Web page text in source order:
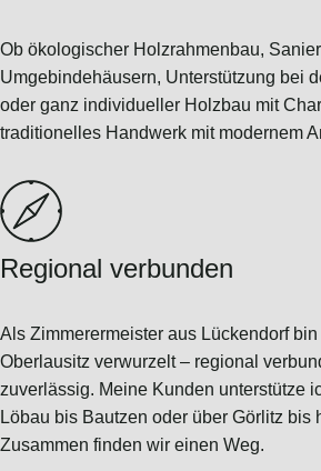
Ob ökologischer Holzrahmenbau,
Umgebindehäusern, Unterstützung bei
oder ganz individueller Holzbau mit
traditionelles Handwerk mit modernem
Regional verbunden
Als Zimmerermeister aus Lückendorf
Oberlausitz verwurzelt – regional
zuverlässig. Meine Kunden unterstütze
Löbau bis Bautzen oder über Görlitz bis
Zusammen finden wir einen Weg.